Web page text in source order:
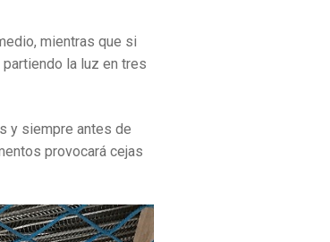
mientras que si
la luz en tres
y siempre antes de
provocará cejas